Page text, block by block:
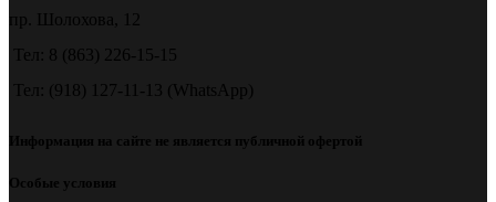
пр. Шолохова, 12
Тел: 8 (863) 226-15-15
Тел: (918) 127-11-13 (WhatsApp)
Информация на сайте не является публичной офертой
Особые условия